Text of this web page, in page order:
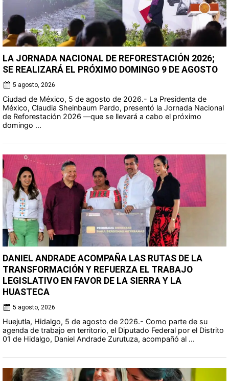
LA JORNADA NACIONAL DE REFORESTACIÓN 2026;
SE REALIZARÁ EL PRÓXIMO DOMINGO 9 DE AGOSTO
5 agosto, 2026
Ciudad de México, 5 de agosto de 2026.- La Presidenta de
México, Claudia Sheinbaum Pardo, presentó la Jornada Nacional
de Reforestación 2026 —que se llevará a cabo el próximo
domingo ...
DANIEL ANDRADE ACOMPAÑA LAS RUTAS DE LA
TRANSFORMACIÓN Y REFUERZA EL TRABAJO
LEGISLATIVO EN FAVOR DE LA SIERRA Y LA
HUASTECA
5 agosto, 2026
Huejutla, Hidalgo, 5 de agosto de 2026.- Como parte de su
agenda de trabajo en territorio, el Diputado Federal por el Distrito
01 de Hidalgo, Daniel Andrade Zurutuza, acompañó al ...